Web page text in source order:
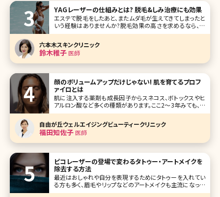
せたメイクをおさえないと、雑誌のモデルのようなパッチリ可
愛らしい目元をつくるはず
YAGレーザーの仕組みとは? 脱毛&しみ治療にも効果
エステで脱毛をしたあと、またムダ毛が生えてきてしまったと
いう経験はありませんか?脱毛効果の高さを求めるなら、医
療機関でのレーザー脱毛の方がオススメですが、ムダ毛が濃
のようなガンコなムダ毛に悩んでいる人に検討してほしいの
がYAGレーザーです。
六本木スキンクリニック
鈴木稚子医師
顔のボリュームアップだけじゃない! 肌を育てるプロフ
ァイロとは
肌に注入する薬剤も成長因子からスネコス、ボトックスやヒ
アルロン酸など多くの種類があります。ここ2〜3年みても、ど
んどん新しいものが出ており、プルプル注射などユニークな
ネーミングのものもあります。 エクソソームも最近人気が出
ている薬剤のひとつです。そんな薬剤もひとつひとつ特徴が
ありお悩みに合
自由が丘ウェルエイジングビューティークリニック
福田知佐子医師
ピコレーザーの登場で変わるタトゥー・アートメイクを
除去する方法
最近はおしゃれや自分を表現するためにタトゥーを入れてい
る方も多く、眉毛やリップなどのアートメイクも主流になって
います。 読者さんのなかにも施術を受けられた方は多いので